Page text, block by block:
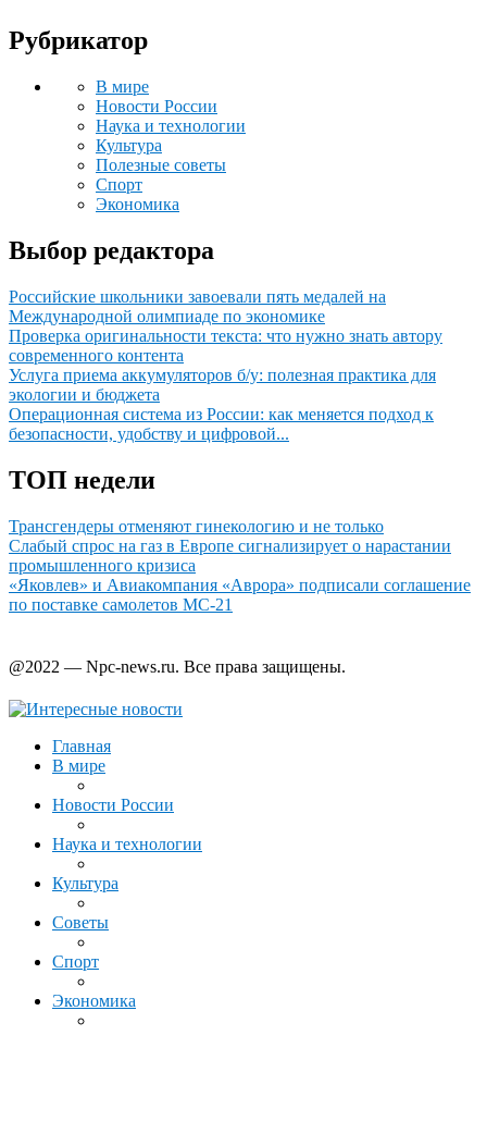
Рубрикатор
В мире
Новости России
Наука и технологии
Культура
Полезные советы
Спорт
Экономика
Выбор редактора
Российские школьники завоевали пять медалей на
Международной олимпиаде по экономике
Проверка оригинальности текста: что нужно знать автору
современного контента
Услуга приема аккумуляторов б/у: полезная практика для
экологии и бюджета
Операционная система из России: как меняется подход к
безопасности, удобству и цифровой...
ТОП недели
Трансгендеры отменяют гинекологию и не только
Слабый спрос на газ в Европе сигнализирует о нарастании
промышленного кризиса
«Яковлев» и Авиакомпания «Аврора» подписали соглашение
по поставке самолетов МС-21
@2022 — Npc-news.ru. Все права защищены.
Главная
В мире
Новости России
Наука и технологии
Культура
Советы
Спорт
Экономика